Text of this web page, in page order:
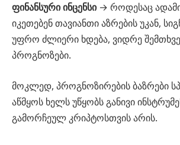
ფინანსური ინცენსი→ როდესაც
იკეთებენ თავიანთი აზრების უკან,
უფრო ძლიერი ხდება, ვიდრე
პროგნოზები.
მოკლედ, პროგნოზირების ბაზრები
აწმყოს ხელს უწყობს განივი
გამორჩეულ კრიპტოსთვის არის.